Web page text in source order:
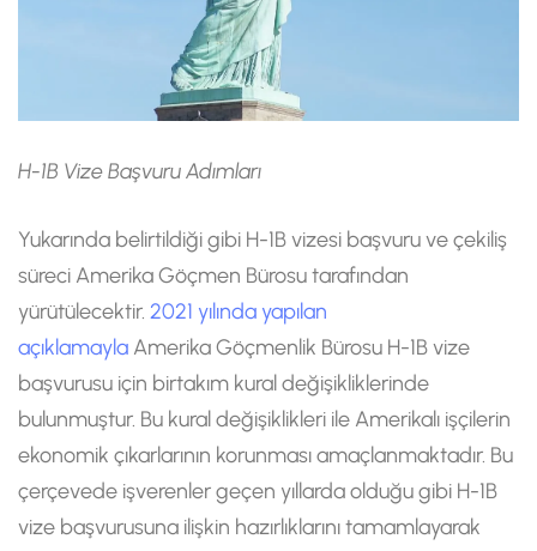
H-1B Vize Başvuru Adımları
Yukarında belirtildiği gibi H-1B vizesi başvuru ve çekiliş
süreci Amerika Göçmen Bürosu tarafından
yürütülecektir. 2021 yılında yapılan
açıklamayla Amerika Göçmenlik Bürosu H-1B vize
başvurusu için birtakım kural değişikliklerinde
bulunmuştur. Bu kural değişiklikleri ile Amerikalı işçilerin
ekonomik çıkarlarının korunması amaçlanmaktadır. Bu
çerçevede işverenler geçen yıllarda olduğu gibi H-1B
vize başvurusuna ilişkin hazırlıklarını tamamlayarak